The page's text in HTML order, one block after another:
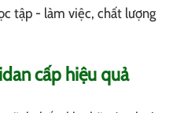
tập - làm việc, chất lượng
cấp hiệu quả